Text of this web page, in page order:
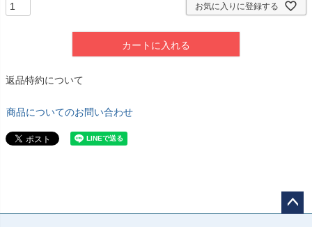
お気に入りに登録する
カートに入れる
返品特約について
商品についてのお問い合わせ